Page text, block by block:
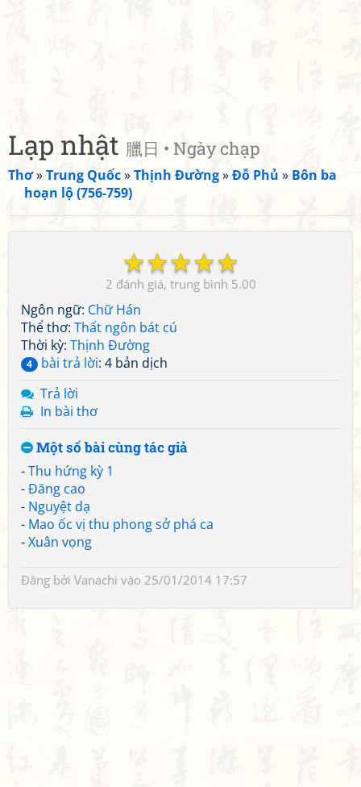
Lạp nhật 臘日 • Ngày chạp
Thơ»Trung Quốc»Thịnh Đường»Đỗ Phủ » Bôn ba
hoạn lộ (756-759)
☆
☆
☆
☆
☆
2 5.00
Ngôn ngữ: Chữ Hán
Thể thơ: Thất ngôn bát cú
Thời kỳ: Thịnh Đường
4 bài trả lời: 4 bản dịch
Trả lời
In bài thơ
Một số bài cùng tác giả
-Thu hứng kỳ 1
-Đăng cao
- Nguyệt dạ
- Mao ốc vị thu phong sở phá ca
-Xuân vọng
Đăng bởi Vanachi vào 25/01/2014 17:57